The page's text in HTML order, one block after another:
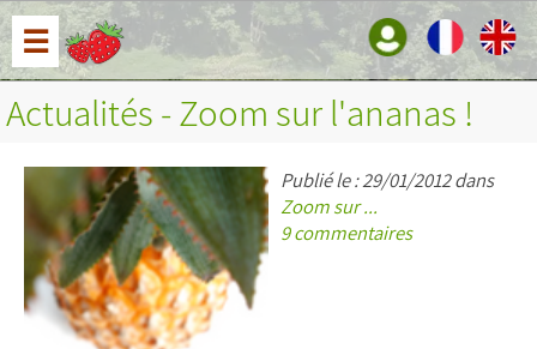
☰
Actualités - Zoom sur l'ananas !
Publié le : 29/01/2012 dans
Zoom sur ...
9 commentaires